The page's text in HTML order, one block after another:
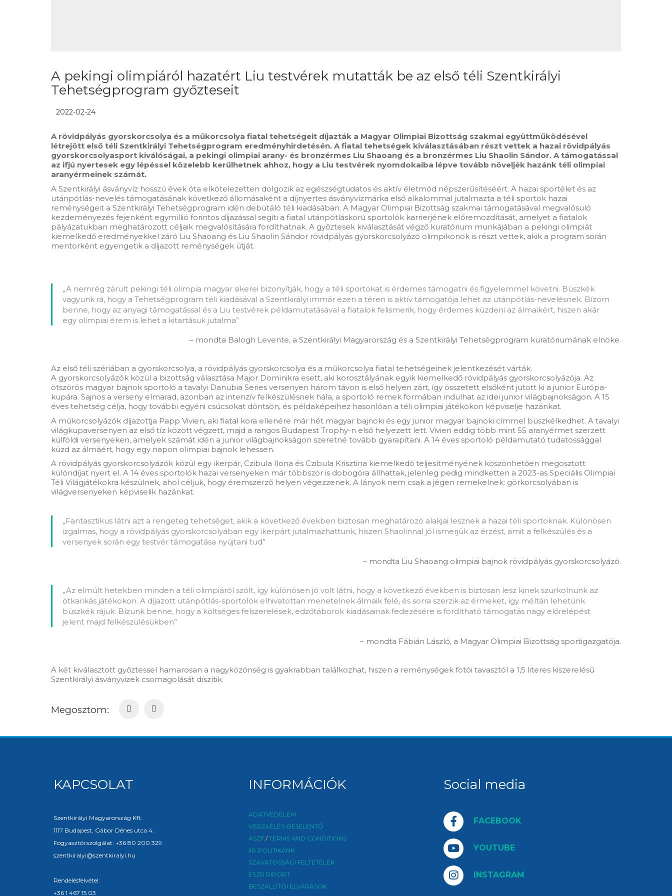
A pekingi olimpiáról hazatért Liu testvérek mutatták be az első téli Szentkirályi
Tehetségprogram győzteseit
2022-02-24
A rövidpályás gyorskorcsolya és a műkorcsolya fiatal tehetségeit díjazták a Magyar Olimpiai Bizottság szakmai együttműködésével
létrejött első téli Szentkirályi Tehetségprogram eredményhirdetésén. A fiatal tehetségek kiválasztásában részt vettek a hazai rövidpályás
gyorskorcsolyasport kiválóságai, a pekingi olimpiai arany- és bronzérmes Liu Shaoang és a bronzérmes Liu Shaolin Sándor. A támogatással
az ifjú nyertesek egy lépéssel közelebb kerülhetnek ahhoz, hogy a Liu testvérek nyomdokaiba lépve tovább növeljék hazánk téli olimpiai
aranyérmeinek számát.
A Szentkirályi ásványvíz hosszú évek óta elkötelezetten dolgozik az egészségtudatos és aktív életmód népszerűsítéséért. A hazai sportélet és az
utánpótlás-nevelés támogatásának következő állomásaként a díjnyertes ásványvízmárka első alkalommal jutalmazta a téli sportok hazai
reménységeit a Szentkirályi Tehetségprogram idén debütáló téli kiadásában. A Magyar Olimpiai Bizottság szakmai támogatásával megvalósuló
kezdeményezés fejenként egymillió forintos díjazással segíti a fiatal utánpótláskorú sportolók karrierjének előremozdítását, amelyet a fiatalok
pályázatukban meghatározott céljaik megvalósítására fordíthatnak. A győztesek kiválasztását végző kuratórium munkájában a pekingi olimpiát
kiemelkedő eredményekkel záró Liu Shaoang és Liu Shaolin Sándor rövidpályás gyorskorcsolyázó olimpikonok is részt vettek, akik a program során
mentorként egyengetik a díjazott reménységek útját.
„A nemrég zárult pekingi téli olimpia magyar sikerei bizonyítják, hogy a téli sportokat is érdemes támogatni és figyelemmel követni. Büszkék
vagyunk rá, hogy a Tehetségprogram téli kiadásával a Szentkirályi immár ezen a téren is aktív támogatója lehet az utánpótlás-nevelésnek. Bízom
benne, hogy az anyagi támogatással és a Liu testvérek példamutatásával a fiatalok felismerik, hogy érdemes küzdeni az álmaikért, hiszen akár
egy olimpiai érem is lehet a kitartásuk jutalma”
– mondta Balogh Levente, a Szentkirályi Magyarország és a Szentkirályi Tehetségprogram kuratóriumának elnöke.
Az első téli szériában a gyorskorcsolya, a rövidpályás gyorskorcsolya és a műkorcsolya fiatal tehetségeinek jelentkezését várták.
A gyorskorcsolyázók közül a bizottság választása Major Dominikra esett, aki korosztályának egyik kiemelkedő rövidpályás gyorskorcsolyázója. Az
ötszörös magyar bajnok sportoló a tavalyi Danubia Series versenyen három távon is első helyen zárt, így összetett elsőként jutott ki a junior Európa-
kupára. Sajnos a verseny elmarad, azonban az intenzív felkészülésnek hála, a sportoló remek formában indulhat az idei junior világbajnokságon. A 15
éves tehetség célja, hogy további egyéni csúcsokat döntsön, és példaképeihez hasonlóan a téli olimpiai játékokon képviselje hazánkat.
A műkorcsolyázók díjazottja Papp Vivien, aki fiatal kora ellenére már hét magyar bajnoki és egy junior magyar bajnoki címmel büszkélkedhet. A tavalyi
világkupaversenyen az első tíz között végzett, majd a rangos Budapest Trophy-n első helyezett lett. Vivien eddig több mint 55 aranyérmet szerzett
külföldi versenyeken, amelyek számát idén a junior világbajnokságon szeretné tovább gyarapítani. A 14 éves sportoló példamutató tudatossággal
küzd az álmáért, hogy egy napon olimpiai bajnok lehessen.
A rövidpályás gyorskorcsolyázók közül egy ikerpár, Czibula Ilona és Czibula Krisztina kiemelkedő teljesítményének köszönhetően megosztott
különdíjat nyert el. A 14 éves sportolók hazai versenyeken már többször is dobogóra állhattak, jelenleg pedig mindketten a 2023-as Speciális Olimpiai
Téli Világjátékokra készülnek, ahol céljuk, hogy éremszerző helyen végezzenek. A lányok nem csak a jégen remekelnek: görkorcsolyában is
világversenyeken képviselik hazánkat.
„Fantasztikus látni azt a rengeteg tehetséget, akik a következő években biztosan meghatározó alakjai lesznek a hazai téli sportoknak. Különösen
izgalmas, hogy a rövidpályás gyorskorcsolyában egy ikerpárt jutalmazhattunk, hiszen Shaolinnal jól ismerjük az érzést, amit a felkészülés és a
versenyek során egy testvér támogatása nyújtani tud”
– mondta Liu Shaoang olimpiai bajnok rövidpályás gyorskorcsolyázó.
„Az elmúlt hetekben minden a téli olimpiáról szólt, így különösen jó volt látni, hogy a következő években is biztosan lesz kinek szurkolnunk az
ötkarikás játékokon. A díjazott utánpótlás-sportolók elhivatottan menetelnek álmaik felé, és sorra szerzik az érmeket, így méltán lehetünk
büszkék rájuk. Bízunk benne, hogy a költséges felszerelések, edzőtáborok kiadásainak fedezésére is fordítható támogatás nagy előrelépést
jelent majd felkészülésükben”
– mondta Fábián László, a Magyar Olimpiai Bizottság sportigazgatója.
A két kiválasztott győztessel hamarosan a nagyközönség is gyakrabban találkozhat, hiszen a reménységek fotói tavasztól a 1,5 literes kiszerelésű
Szentkirályi ásványvizek csomagolását díszítik.
Megosztom:
KAPCSOLAT
Szentkirályi Magyarország Kft.
1117 Budapest, Gábor Dénes utca 4.
Fogyasztói szolgálat: +36 80 200 329
szentkiralyi@szentkiralyi.hu
Rendelésfelvétel:
+36 1 467 15 03
INFORMÁCIÓK
ADATVÉDELEM
VISSZAÉLÉS-BEJELENTŐ
ÁSZF /TERMS AND CONDITIONS
IIR POLITIKÁNK
SZAVATOSSÁGI FELTÉTELEK
ESZR RIPORT
BESZÁLLÍTÓI ELVÁRÁSOK
Social media
FACEBOOK
YOUTUBE
INSTAGRAM